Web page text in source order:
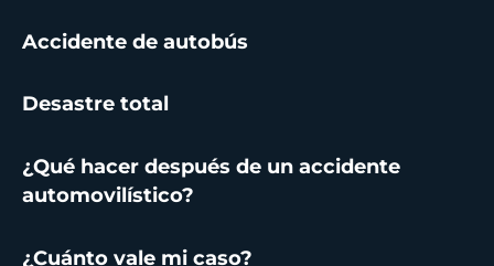
Accidente de autobús
Desastre total
¿Qué hacer después de un accidente
automovilístico?
¿Cuánto vale mi caso?